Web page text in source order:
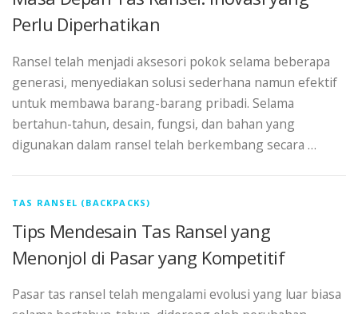
Perlu Diperhatikan
Ransel telah menjadi aksesori pokok selama beberapa
generasi, menyediakan solusi sederhana namun efektif
untuk membawa barang-barang pribadi. Selama
bertahun-tahun, desain, fungsi, dan bahan yang
digunakan dalam ransel telah berkembang secara …
TAS RANSEL (BACKPACKS)
Tips Mendesain Tas Ransel yang
Menonjol di Pasar yang Kompetitif
Pasar tas ransel telah mengalami evolusi yang luar biasa